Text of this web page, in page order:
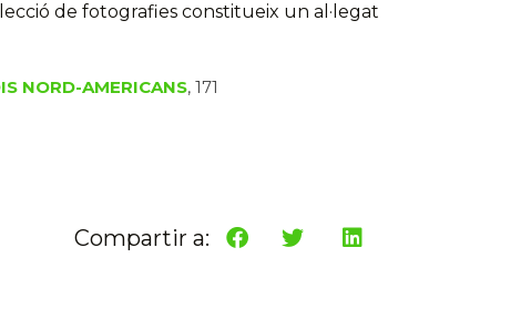
de fotografies constitueix un al·legat
NORD-AMERICANS, 171
Compartir a: